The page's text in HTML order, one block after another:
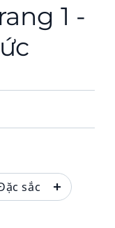
1 -
sắc